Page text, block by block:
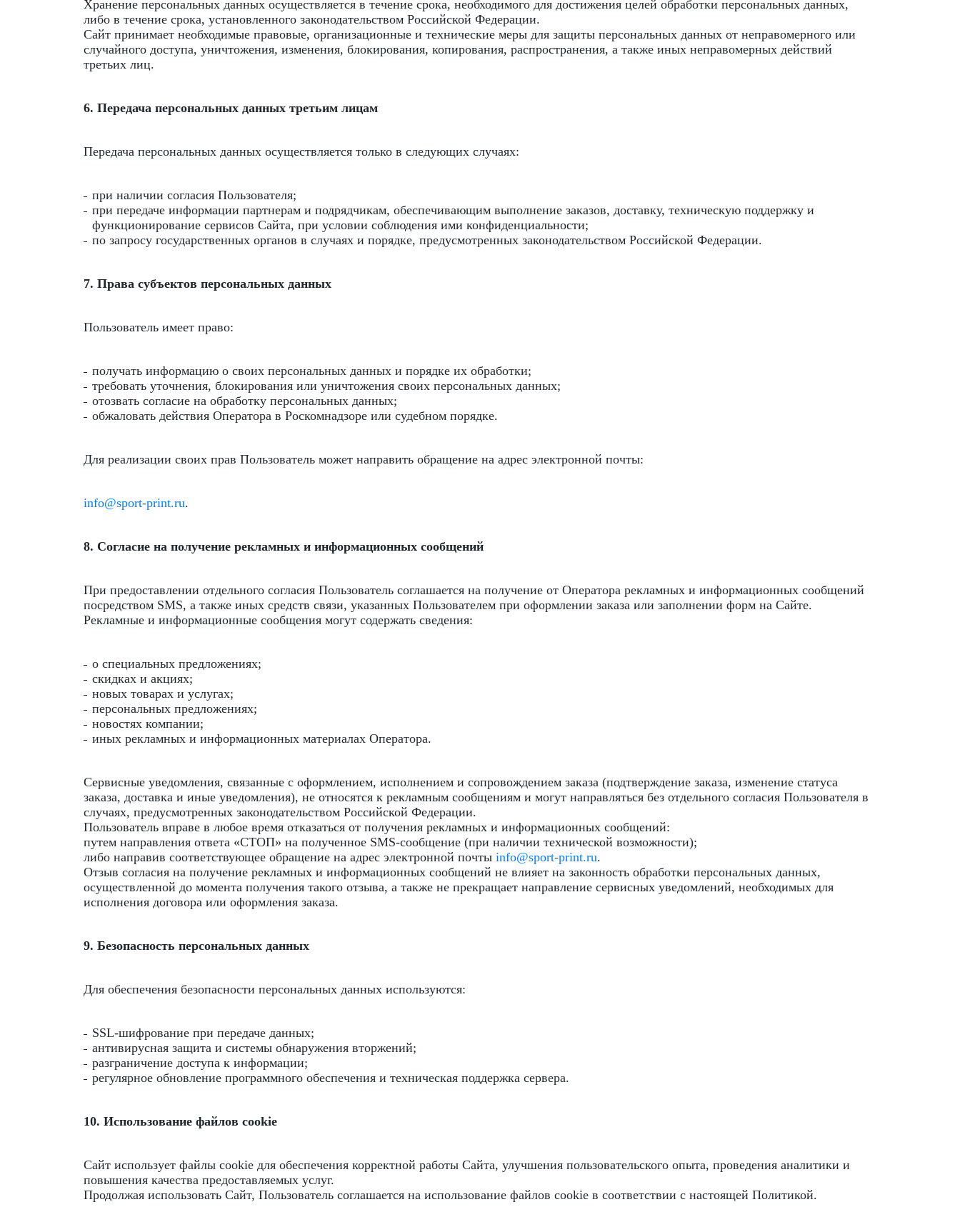
Хранение персональных данных осуществляется в течение срока, необходимого для достижения целей обработки персональных данных,
либо в течение срока, установленного законодательством Российской Федерации.
Сайт принимает необходимые правовые, организационные и технические меры для защиты персональных данных от неправомерного или
случайного доступа, уничтожения, изменения, блокирования, копирования, распространения, а также иных неправомерных действий
третьих лиц.
6. Передача персональных данных третьим лицам
Передача персональных данных осуществляется только в следующих случаях:
при наличии согласия Пользователя;
при передаче информации партнерам и подрядчикам, обеспечивающим выполнение заказов, доставку, техническую поддержку и
функционирование сервисов Сайта, при условии соблюдения ими конфиденциальности;
по запросу государственных органов в случаях и порядке, предусмотренных законодательством Российской Федерации.
7. Права субъектов персональных данных
Пользователь имеет право:
получать информацию о своих персональных данных и порядке их обработки;
требовать уточнения, блокирования или уничтожения своих персональных данных;
отозвать согласие на обработку персональных данных;
обжаловать действия Оператора в Роскомнадзоре или судебном порядке.
Для реализации своих прав Пользователь может направить обращение на адрес электронной почты:
info@sport-print.ru.
8. Согласие на получение рекламных и информационных сообщений
При предоставлении отдельного согласия Пользователь соглашается на получение от Оператора рекламных и информационных сообщений
посредством SMS, а также иных средств связи, указанных Пользователем при оформлении заказа или заполнении форм на Сайте.
Рекламные и информационные сообщения могут содержать сведения:
о специальных предложениях;
скидках и акциях;
новых товарах и услугах;
персональных предложениях;
новостях компании;
иных рекламных и информационных материалах Оператора.
Сервисные уведомления, связанные с оформлением, исполнением и сопровождением заказа (подтверждение заказа, изменение статуса
заказа, доставка и иные уведомления), не относятся к рекламным сообщениям и могут направляться без отдельного согласия Пользователя в
случаях, предусмотренных законодательством Российской Федерации.
Пользователь вправе в любое время отказаться от получения рекламных и информационных сообщений:
путем направления ответа «СТОП» на полученное SMS-сообщение (при наличии технической возможности);
либо направив соответствующее обращение на адрес электронной почты info@sport-print.ru.
Отзыв согласия на получение рекламных и информационных сообщений не влияет на законность обработки персональных данных,
осуществленной до момента получения такого отзыва, а также не прекращает направление сервисных уведомлений, необходимых для
исполнения договора или оформления заказа.
9. Безопасность персональных данных
Для обеспечения безопасности персональных данных используются:
SSL-шифрование при передаче данных;
антивирусная защита и системы обнаружения вторжений;
разграничение доступа к информации;
регулярное обновление программного обеспечения и техническая поддержка сервера.
10. Использование файлов cookie
Сайт использует файлы cookie для обеспечения корректной работы Сайта, улучшения пользовательского опыта, проведения аналитики и
повышения качества предоставляемых услуг.
Продолжая использовать Сайт, Пользователь соглашается на использование файлов cookie в соответствии с настоящей Политикой.